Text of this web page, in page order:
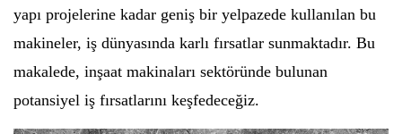
yapı projelerine kadar geniş bir yelpazede kullanılan bu
makineler, iş dünyasında karlı fırsatlar sunmaktadır. Bu
makalede, inşaat makinaları sektöründe bulunan
potansiyel iş fırsatlarını keşfedeceğiz.